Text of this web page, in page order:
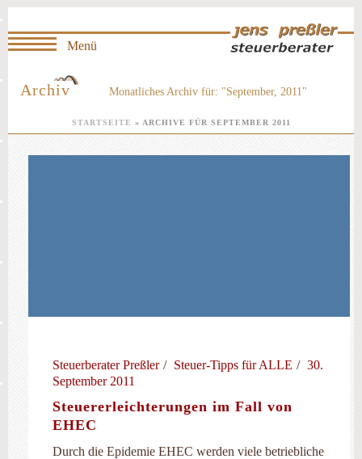
Archiv Monatliches Archiv für: "September, 2011"
STARTSEITE » ARCHIVE FÜR SEPTEMBER 2011
Steuerberater Preßler Steuer-Tipps für ALLE
30.
September 2011
Steuererleichterungen im Fall von
EHEC
Durch die Epidemie EHEC werden viele betriebliche